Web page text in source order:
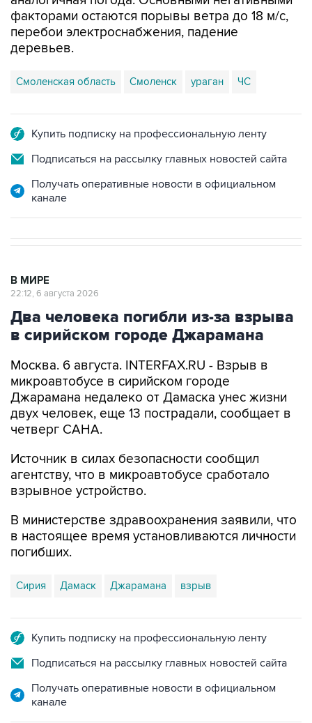
факторами остаются порывы ветра до 18 м/с,
перебои электроснабжения, падение
деревьев.
Смоленская область Смоленск ураган ЧС
Купить подписку на профессиональную ленту
Подписаться на рассылку главных новостей сайта
Получать оперативные новости в официальном
канале
В МИРЕ
22:12, 6 августа 2026
Два человека погибли из-за взрыва
в сирийском городе Джарамана
Москва. 6 августа. INTERFAX.RU - Взрыв в
микроавтобусе в сирийском городе
Джарамана недалеко от Дамаска унес жизни
двух человек, еще 13 пострадали, сообщает в
четверг САНА.
Источник в силах безопасности сообщил
агентству, что в микроавтобусе сработало
взрывное устройство.
В министерстве здравоохранения заявили, что
в настоящее время установливаются личности
погибших.
Сирия Дамаск Джарамана взрыв
Купить подписку на профессиональную ленту
Подписаться на рассылку главных новостей сайта
Получать оперативные новости в официальном
канале